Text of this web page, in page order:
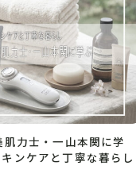
力士・一山本関に学
ンケアと丁寧な暮らし